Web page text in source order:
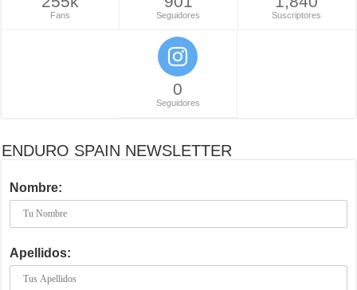
Fans Seguidores Suscriptores
0
Seguidores
ENDURO SPAIN NEWSLETTER
Nombre:
Apellidos: